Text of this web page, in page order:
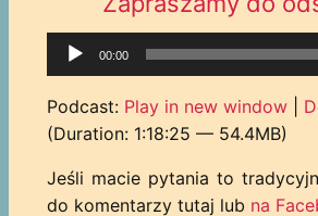
Odtwarzacz
plików
dźwiękowych
00:00
Podcast: Play in new window|
(Duration: 1:18:25 — 54.4MB)
Jeśli macie pytania to
do komentarzy tutaj lub na